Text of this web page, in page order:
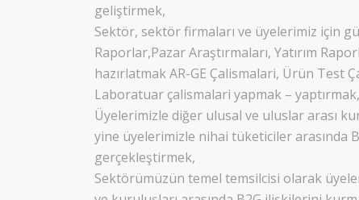
geliştirmek,
Sektör, sektör firmaları ve üyelerimiz için
Raporlar,Pazar Araştırmaları, Yatırım
hazırlatmak AR-GE Çalismalari, Ürün Test
Laboratuar çalismalari yapmak – yaptırmak,
Üyelerimizle diğer ulusal ve uluslar arası
yine üyelerimizle nihai tüketiciler arasında
gerçekleştirmek,
Sektörümüzün temel temsilcisi olarak